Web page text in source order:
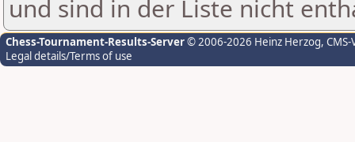
und sind in der Liste nicht
Chess-Tournament-Results-Server© 2006-2026 Heinz Herzog,
Legal details/Terms of use